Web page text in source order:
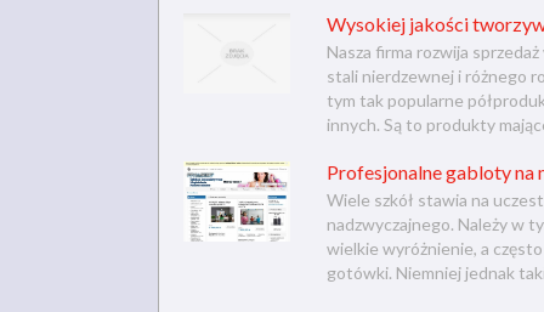
Wysokiej jakości
Nasza firma rozwija
stali nierdzewnej i różnego
tym tak popularne
innych. Są to produkty
Profesjonalne gabloty na
Wiele szkół stawia na
nadzwyczajnego. Należy w
wielkie wyróżnienie, a
gotówki. Niemniej jednak